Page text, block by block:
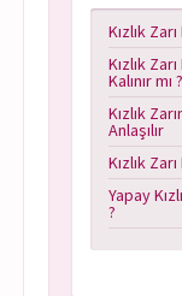
Kızlık
Kızlık
Kalınır mı ?
Kızlık
Anlaşılır
Kızlık
Yapay
?